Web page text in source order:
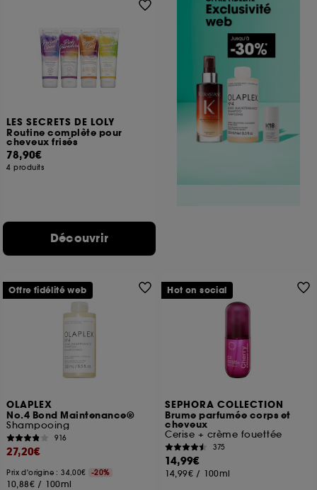
LES SECRETS DE LOLY
Routine complète pour
cheveux frisés
78,90€
4 produits
Découvrir
OLAPLEX
No.4 Bond Maintenance®
Shampooing
916
27,20€
Prix d'origine : 34,00€ -20%
10,88€ / 100ml
Offre fidélité web
SEPHORA COLLECTION
Brume parfumée corps et
cheveux
Cerise + crème fouettée
375
14,99€
14,99€ / 100ml
Hot on social